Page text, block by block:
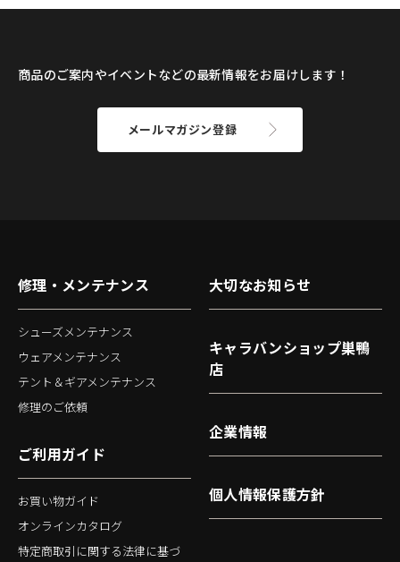
商品のご案内やイベントなどの最新情報をお届けします！
メールマガジン登録
修理・メンテナンス
シューズメンテナンス
ウェアメンテナンス
テント＆ギアメンテナンス
修理のご依頼
ご利用ガイド
お買い物ガイド
オンラインカタログ
特定商取引に関する法律に基づ
大切なお知らせ
キャラバンショップ巣鴨
店
企業情報
個人情報保護方針